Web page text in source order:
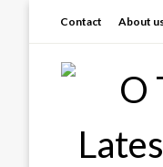
Contact About